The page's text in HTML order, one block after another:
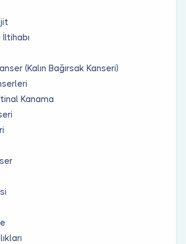
(Kalın Bağırsak Kanseri)
Kanama